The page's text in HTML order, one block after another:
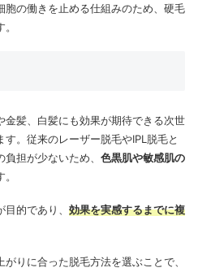
胞の働きを止める仕組みのため、硬毛
金髪、白髪にも効果が期待できる次世
。従来のレーザー脱毛やIPL脱毛と
担が少ないため、 色黒肌や敏感肌の
的であり、 効果を実感するまでに複
りに合った脱毛方法を選ぶことで、